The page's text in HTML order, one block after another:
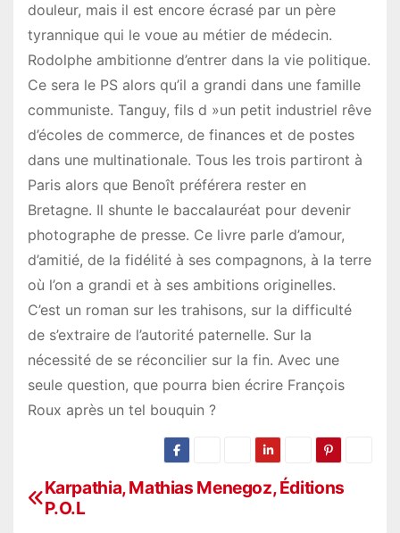
douleur, mais il est encore écrasé par un père
tyrannique qui le voue au métier de médecin.
Rodolphe ambitionne d’entrer dans la vie politique.
Ce sera le PS alors qu’il a grandi dans une famille
communiste. Tanguy, fils d »un petit industriel rêve
d’écoles de commerce, de finances et de postes
dans une multinationale. Tous les trois partiront à
Paris alors que Benoît préférera rester en
Bretagne. Il shunte le baccalauréat pour devenir
photographe de presse. Ce livre parle d’amour,
d’amitié, de la fidélité à ses compagnons, à la terre
où l’on a grandi et à ses ambitions originelles.
C’est un roman sur les trahisons, sur la difficulté
de s’extraire de l’autorité paternelle. Sur la
nécessité de se réconcilier sur la fin. Avec une
seule question, que pourra bien écrire François
Roux après un tel bouquin ?
NKarpathia, Mathias Menegoz, Éditions
P.O.L